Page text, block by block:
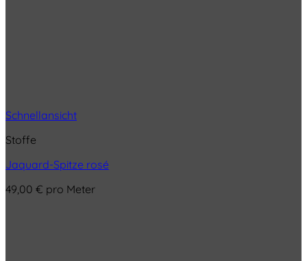
Schnellansicht
Stoffe
Jaquard-Spitze rosé
49,00 € pro Meter